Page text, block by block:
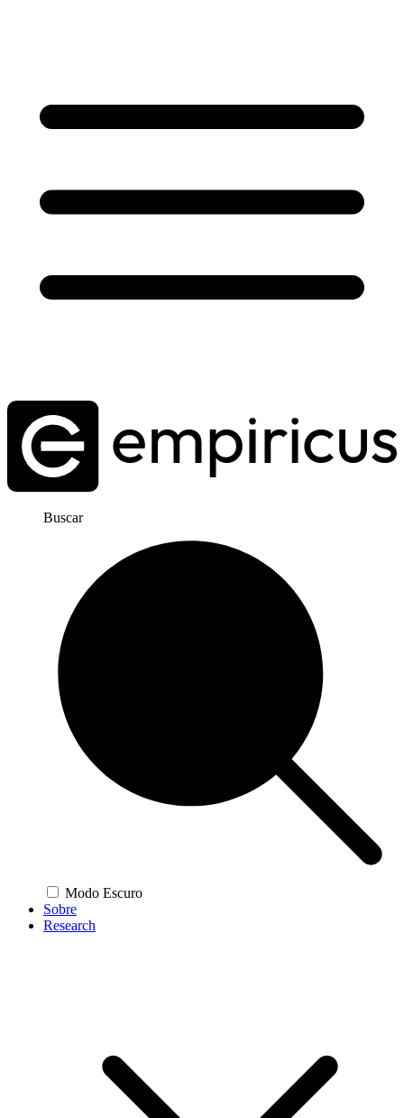
Buscar
Modo Escuro
Sobre
Research